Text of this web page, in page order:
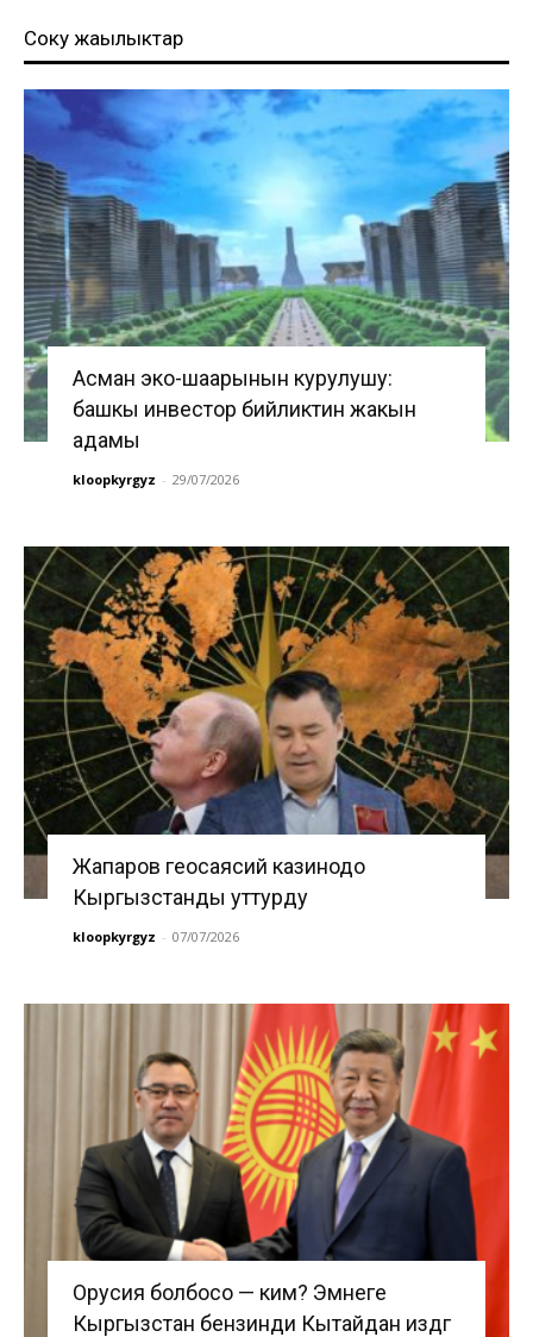
Соңку жаңылыктар
Асман эко-шаарынын курулушу:
башкы инвестор бийликтин жакын
адамы
kloopkyrgyz - 29/07/2026
Жапаров геосаясий казинодо
Кыргызстанды уттурду
kloopkyrgyz - 07/07/2026
Орусия болбосо — ким? Эмнеге
Кыргызстан бензинди Кытайдан издөөгө